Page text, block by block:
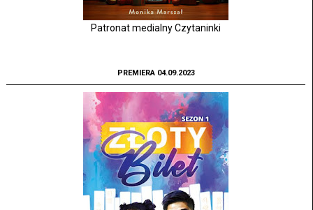
Patronat medialny Czytaninki
PREMIERA 04.09.2023